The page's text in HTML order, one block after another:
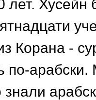
лет.
Корана -
по-арабски.